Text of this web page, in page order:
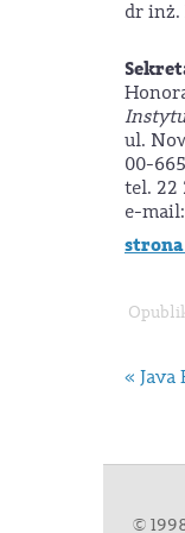
dr inż.
ul.
00-
tel. 22
e-mail:
«
©